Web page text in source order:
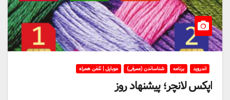
اندروید برنامه شناساندن (معرفی) موبایل | تلفن همراه
اپکس لانچر؛ پیشنهاد روز